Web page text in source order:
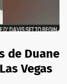
de Duane
Vegas